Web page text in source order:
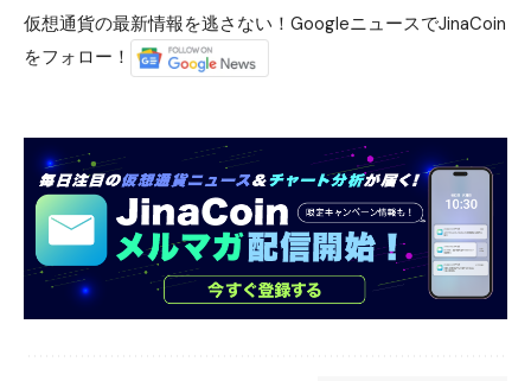
仮想通貨の最新情報を逃さない！GoogleニュースでJinaCoin
をフォロー！